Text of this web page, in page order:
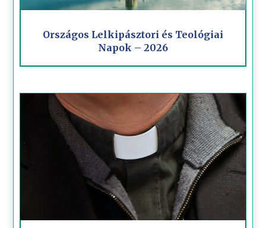
Országos Lelkipásztori és Teológiai
Napok – 2026